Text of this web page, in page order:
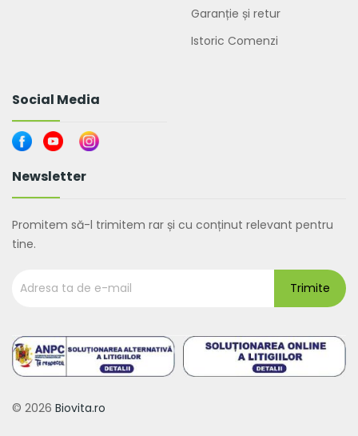
Garanție și retur
Istoric Comenzi
Social Media
Newsletter
Promitem să-l trimitem rar și cu conținut relevant pentru
tine.
© 2026 Biovita.ro